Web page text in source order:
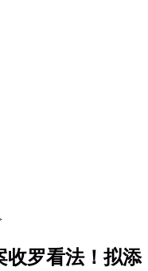
收罗看法！拟添